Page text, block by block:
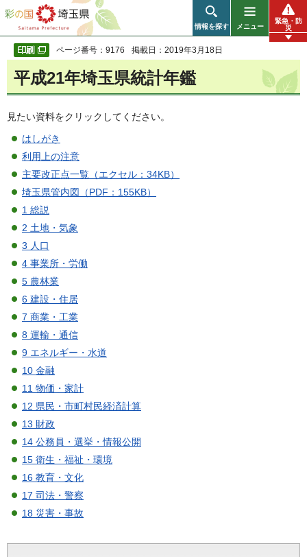
彩の国 埼玉県
情報を探す メニュー
緊急・防
災
ページ番号：9176 掲載日：2019年3月18日
平成21年埼玉県統計年鑑
見たい資料をクリックしてください。
はしがき
利用上の注意
主要改正点一覧（エクセル：34KB）
埼玉県管内図（PDF：155KB）
1 総説
2 土地・気象
3 人口
4 事業所・労働
5 農林業
6 建設・住居
7 商業・工業
8 運輸・通信
9 エネルギー・水道
10 金融
11 物価・家計
12 県民・市町村民経済計算
13 財政
14 公務員・選挙・情報公開
15 衛生・福祉・環境
16 教育・文化
17 司法・警察
18 災害・事故